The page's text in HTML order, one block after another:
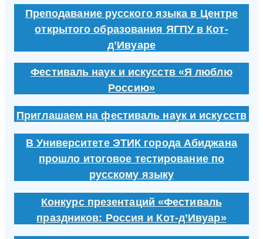
Преподавание русского языка в Центре
открытого образования ЯГПУ в Кот-
д’Ивуаре
Фестиваль наук и искусств «Я люблю
Россию»
Приглашаем на фестиваль наук и искусств
В Университете ЭТИК города Абиджана
прошло итоговое тестирование по
русскому языку
Конкурс презентаций «Фестиваль
праздников: Россия и Кот-д’Ивуар»